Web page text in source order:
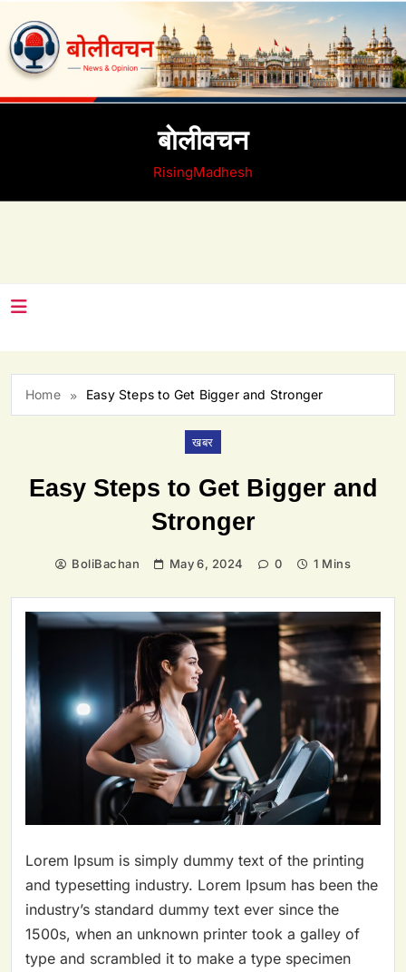
content
बाेलीवचन
RisingMadhesh
Home Easy Steps to Get Bigger and Stronger
खबर
Easy Steps to Get Bigger and
Stronger
BoliBachan May 6, 2024 0 1 Mins
Lorem Ipsum is simply dummy text of the printing
and typesetting industry. Lorem Ipsum has been the
industry’s standard dummy text ever since the
1500s, when an unknown printer took a galley of
type and scrambled it to make a type specimen